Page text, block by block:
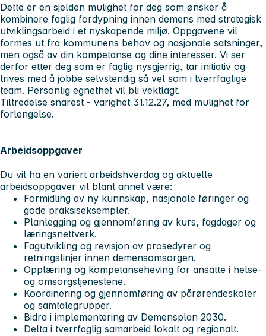
Dette er en sjelden mulighet for deg som ønsker å
kombinere faglig fordypning innen demens med strategisk
utviklingsarbeid i et nyskapende miljø. Oppgavene vil
formes ut fra kommunens behov og nasjonale satsninger,
men også av din kompetanse og dine interesser. Vi ser
derfor etter deg som er faglig nysgjerrig, tar initiativ og
trives med å jobbe selvstendig så vel som i tverrfaglige
team. Personlig egnethet vil bli vektlagt.
Tiltredelse snarest - varighet 31.12.27, med mulighet for
forlengelse.
Arbeidsoppgaver
Du vil ha en variert arbeidshverdag og aktuelle
arbeidsoppgaver vil blant annet være:
Formidling av ny kunnskap, nasjonale føringer og
gode praksiseksempler.
Planlegging og gjennomføring av kurs, fagdager og
læringsnettverk.
Fagutvikling og revisjon av prosedyrer og
retningslinjer innen demensomsorgen.
Opplæring og kompetanseheving for ansatte i helse-
og omsorgstjenestene.
Koordinering og gjennomføring av pårørendeskoler
og samtalegrupper.
Bidra i implementering av Demensplan 2030.
Delta i tverrfaglig samarbeid lokalt og regionalt.